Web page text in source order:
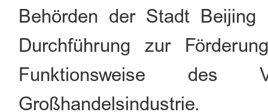
Behörden der Stadt
Durchführung zur
Funktionsweise des
Großhandelsindustrie.